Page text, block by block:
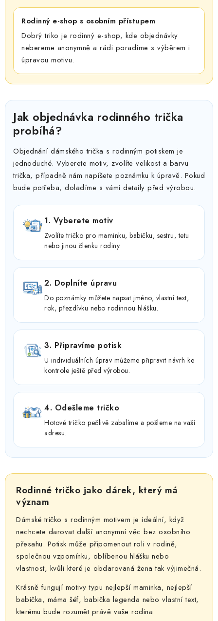
Rodinný e-shop s osobním přístupem
Dobrý triko je rodinný e-shop, kde objednávky
nebereme anonymně a rádi poradíme s výběrem i
úpravou motivu.
Jak objednávka rodinného trička
probíhá?
Objednání dámského trička s rodinným potiskem je
jednoduché. Vyberete motiv, zvolíte velikost a barvu
trička, případně nám napíšete poznámku k úpravě. Pokud
bude potřeba, doladíme s vámi detaily před výrobou.
1. Vyberete motiv
Zvolíte tričko pro maminku, babičku, sestru, tetu
nebo jinou členku rodiny.
2. Doplníte úpravu
Do poznámky můžete napsat jméno, vlastní text,
rok, přezdívku nebo rodinnou hlášku.
3. Připravíme potisk
U individuálních úprav můžeme připravit návrh ke
kontrole ještě před výrobou.
4. Odešleme tričko
Hotové tričko pečlivě zabalíme a pošleme na vaši
adresu.
Rodinné tričko jako dárek, který má
význam
Dámské tričko s rodinným motivem je ideální, když
nechcete darovat další anonymní věc bez osobního
přesahu. Potisk může připomenout roli v rodině,
společnou vzpomínku, oblíbenou hlášku nebo
vlastnost, kvůli které je obdarovaná žena tak výjimečná.
Krásně fungují motivy typu nejlepší maminka, nejlepší
babička, máma šéf, babička legenda nebo vlastní text,
kterému bude rozumět právě vaše rodina.